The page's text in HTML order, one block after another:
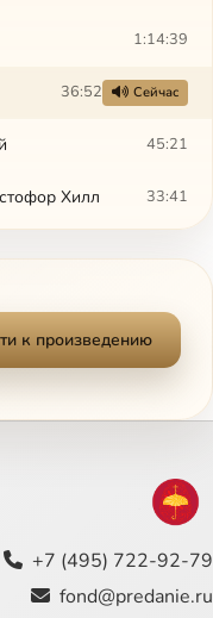
1:14:39
36:52 Сейчас
45:21
Хилл 33:41
Сизоненко
к произведению
+7 (495) 722-92-79
fond@predanie.ru